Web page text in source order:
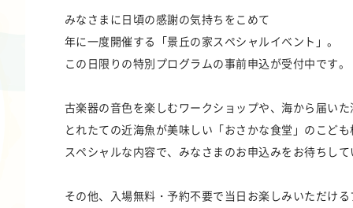
みなさまに日頃の感謝の気持ちをこめて
年に一度開催する「景丘の家スペシャルイベント」。
この日限りの特別プログラムの事前申込が受付中です。
古楽器の音色を楽しむワークショップや、海から届い
とれたての近海魚が美味しい「おさかな食堂」のこど
スペシャルな内容で、みなさまのお申込みをお待ちし
その他、入場無料・予約不要で当日お楽しみいただけ